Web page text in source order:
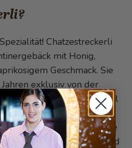
Chatzestreckerli
mit Honig,
Geschmack. Sie
exklusiv von der
mit den besten Zutaten, viel
in der Stadt Luzern
1982 eine eingetragene
Chatze­streckerli® sind